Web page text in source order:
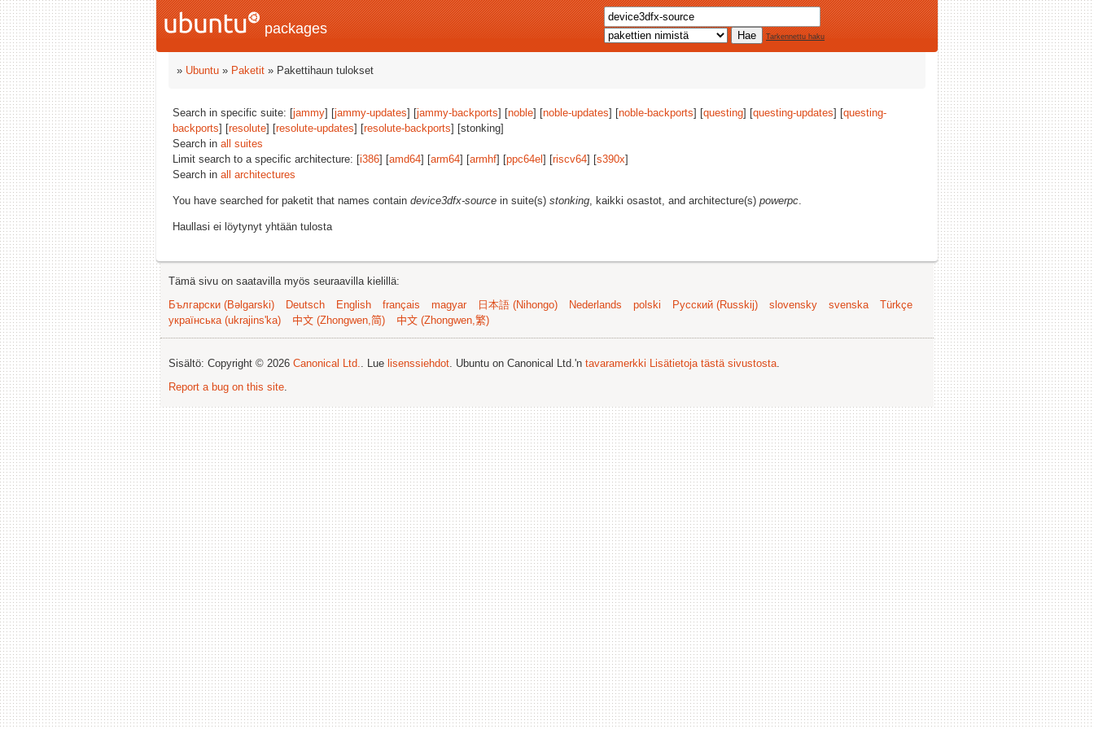
packages Tarkennettu haku
» Ubuntu » Paketit » Pakettihaun tulokset
Search in specific suite: [jammy] [jammy-updates] [jammy-backports] [noble] [noble-updates] [noble-backports] [questing] [questing-updates] [questing-
backports] [resolute] [resolute-updates] [resolute-backports] [stonking]
Search in all suites
Limit search to a specific architecture: [i386] [amd64] [arm64] [armhf] [ppc64el ] [riscv64] [s390x]
Search in all architectures
You have searched for paketit that names contain device3dfx-source in suite(s) stonking, kaikki osastot, and architecture(s) powerpc.
Haullasi ei löytynyt yhtään tulosta
Tämä sivu on saatavilla myös seuraavilla kielillä:
Български (Bəlgarski)
Deutsch English français magyar 日本語 (Nihongo) Nederlands polski Русский (Russkij) slovensky svenska
Türkçe
українська (ukrajins'ka)
中文 (Zhongwen,简) 中文 (Zhongwen,繁)
Sisältö: Copyright © 2026 Canonical Ltd.. Lue lisenssiehdot. Ubuntu on Canonical Ltd.'n tavaramerkki Lisätietoja tästä sivustosta.
Report a bug on this site.